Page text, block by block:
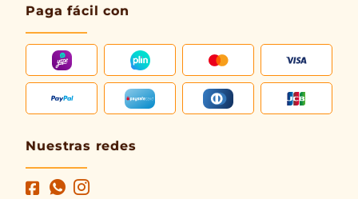
Paga fácil con
Nuestras redes